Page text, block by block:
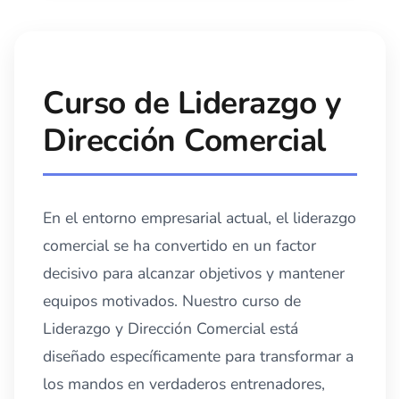
Curso de Liderazgo y
Dirección Comercial
En el entorno empresarial actual, el liderazgo
comercial se ha convertido en un factor
decisivo para alcanzar objetivos y mantener
equipos motivados. Nuestro curso de
Liderazgo y Dirección Comercial está
diseñado específicamente para transformar a
los mandos en verdaderos entrenadores,